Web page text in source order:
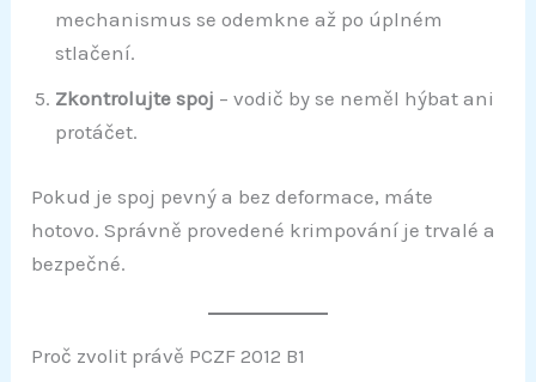
mechanismus se odemkne až po úplném
stlačení.
Zkontrolujte spoj – vodič by se neměl hýbat ani
protáčet.
Pokud je spoj pevný a bez deformace, máte
hotovo. Správně provedené krimpování je trvalé a
bezpečné.
Proč zvolit právě PCZF 2012 B1